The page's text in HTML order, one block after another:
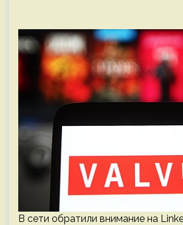
В сети обратили внимание на